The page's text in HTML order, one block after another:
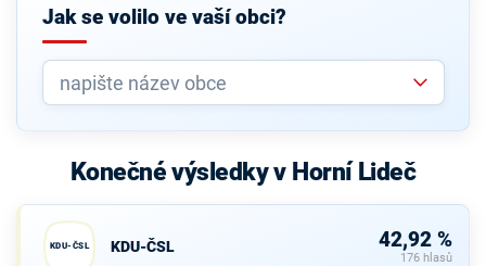
Jak se volilo ve vaší obci?
Konečné výsledky v Horní Lideč
KDU-ČSL KDU-ČSL 42,92 %
176 hlasů